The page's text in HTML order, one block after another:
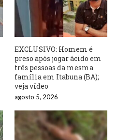
EXCLUSIVO: Homem é
preso após jogar ácido em
três pessoas da mesma
família em Itabuna (BA);
veja vídeo
agosto 5, 2026